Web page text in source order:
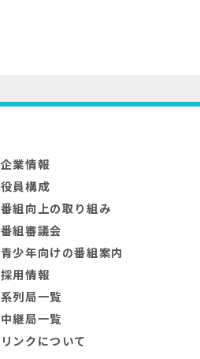
企業情報
役員構成
番組向上の取り組み
番組審議会
青少年向けの番組案内
採用情報
系列局一覧
中継局一覧
リンクについて